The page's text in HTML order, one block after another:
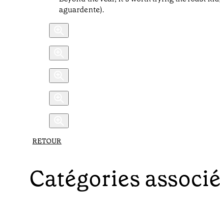
aguardente).
RETOUR
Catégories